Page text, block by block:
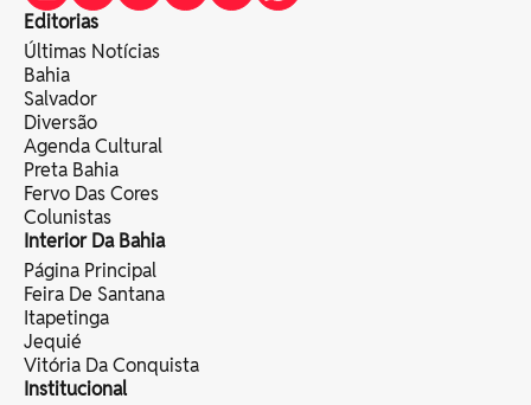
Editorias
Últimas Notícias
Bahia
Salvador
Diversão
Agenda Cultural
Preta Bahia
Fervo Das Cores
Colunistas
Interior Da Bahia
Página Principal
Feira De Santana
Itapetinga
Jequié
Vitória Da Conquista
Institucional